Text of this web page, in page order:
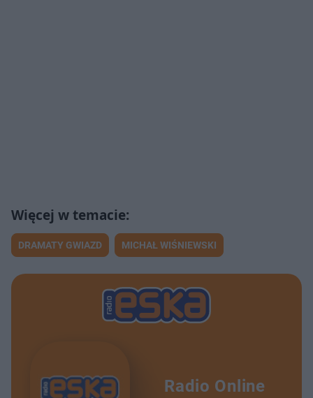
DRAMATY GWIAZD MICHAŁ WIŚNIEWSKI
Radio Online